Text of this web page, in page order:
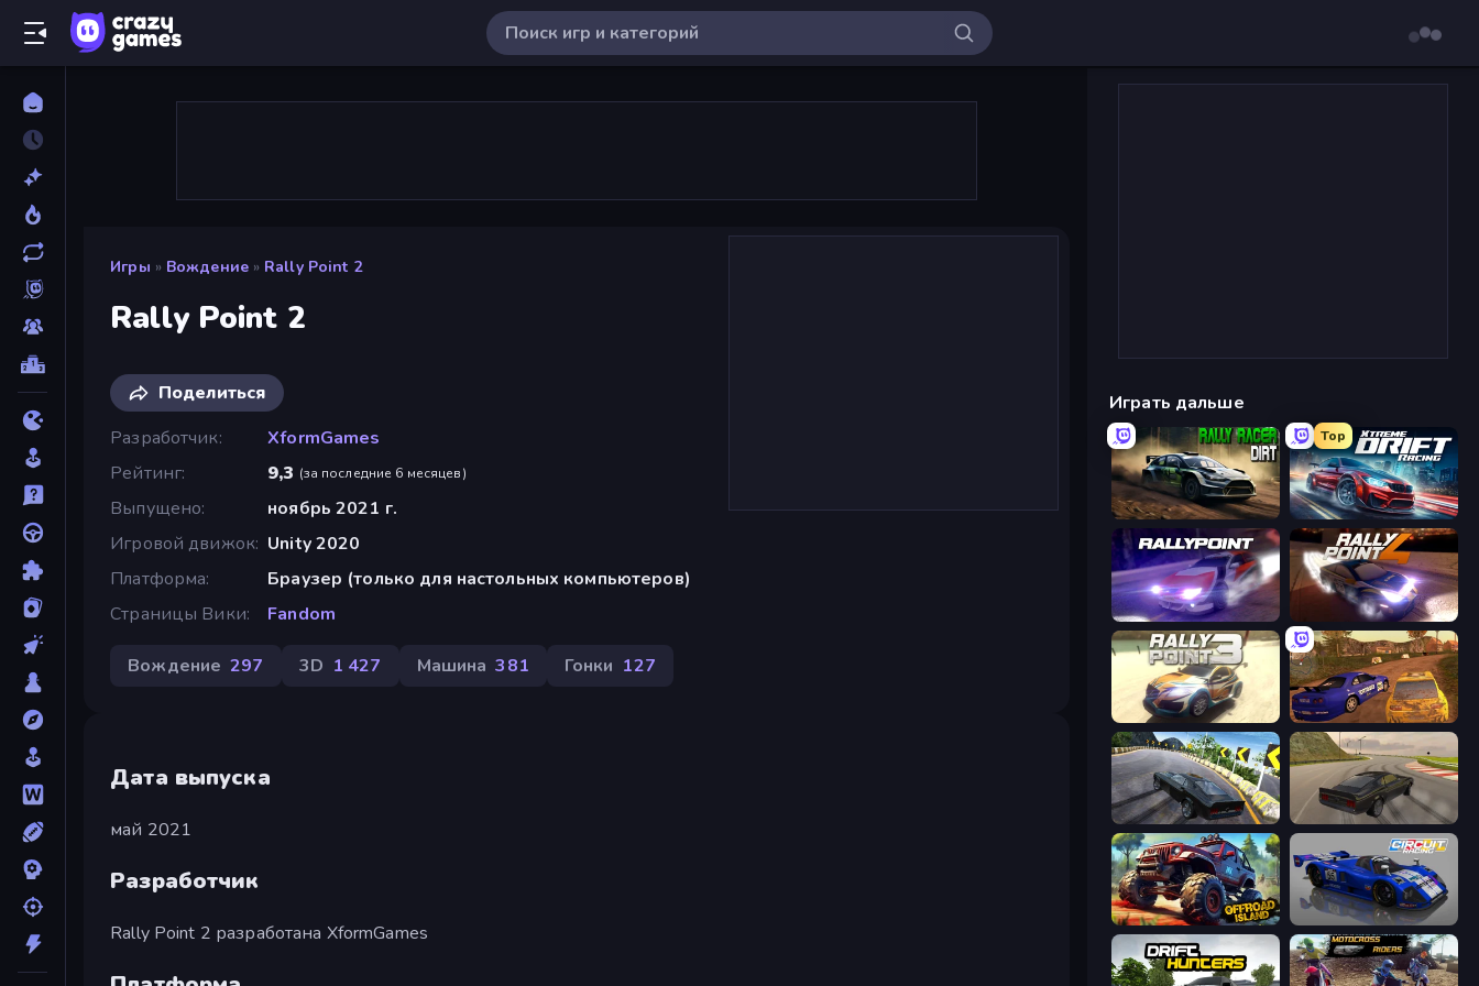
Игры » Вождение » Rally Point 2
Rally Point 2
Поделиться
Разработчик
XformGames
Рейтинг
9,3 (за последние 6 месяцев)
Выпущено
ноябрь 2021 г.
Игровой движок Unity 2020
Платформа
Браузер (только для настольных компьютеров)
Страницы Вики
Fandom
Вождение 297 3D 1 427 Машина 381 Гонки 127
Дата выпуска
май 2021
Разработчик
Rally Point 2 разработана XformGames
Играть дальше
Rally Racer Dirt
Top
Xtreme DRIFT Racing
Rally Point Rally Point 4
Rally Point 3 Dirt Rally Driver HD
Burnout Drift 2: Hilltop Burnout Drift
Offroad Island Circuit Racing